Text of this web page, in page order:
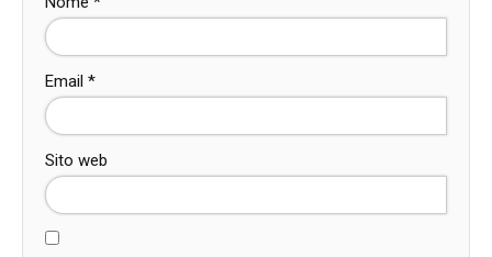
Email *
Sito web